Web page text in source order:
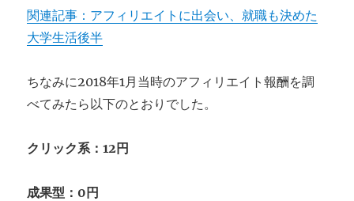
関連記事：アフィリエイトに出会い、就職も決めた
大学生活後半
ちなみに2018年1月当時のアフィリエイト報酬を調
べてみたら以下のとおりでした。
クリック系：12円
成果型：0円